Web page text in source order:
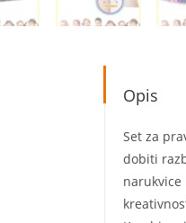
Opis
Set za
dobiti